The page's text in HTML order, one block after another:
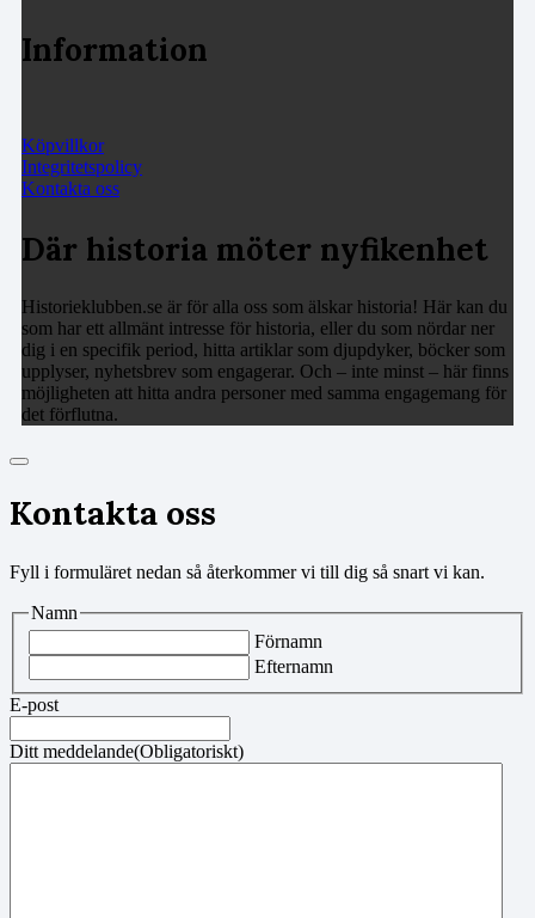
Information
Köpvillkor
Integritetspolicy
Kontakta oss
Där historia möter nyfikenhet
Historieklubben.se är för alla oss som älskar historia! Här kan du
som har ett allmänt intresse för historia, eller du som nördar ner
dig i en specifik period, hitta artiklar som djupdyker, böcker som
upplyser, nyhetsbrev som engagerar. Och – inte minst – här finns
möjligheten att hitta andra personer med samma engagemang för
det förflutna.
Kontakta oss
Fyll i formuläret nedan så återkommer vi till dig så snart vi kan.
Namn
Förnamn
Efternamn
E-post
Ditt meddelande(Obligatoriskt)